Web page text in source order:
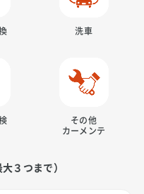
洗車
その他
カーメンテ
３つまで）